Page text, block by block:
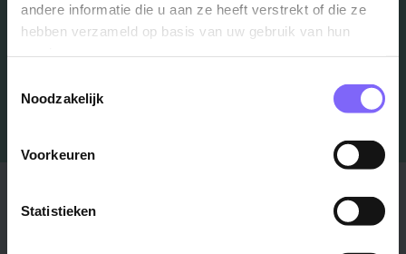
andere informatie die u aan ze heeft verstrekt of die ze
hebben verzameld op basis van uw gebruik van hun
Noodzakelijk
Voorkeuren
Statistieken
Job Alert instellen